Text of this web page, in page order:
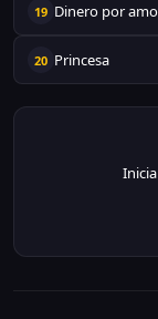
19 Dinero por
20 Princesa